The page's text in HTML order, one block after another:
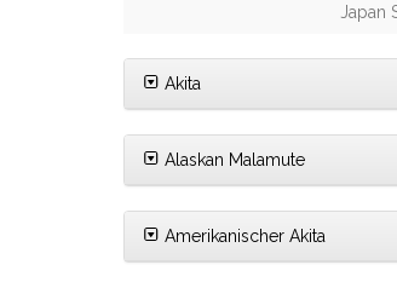
Japan
Akita
Alaskan Malamute
Amerikanischer Akita